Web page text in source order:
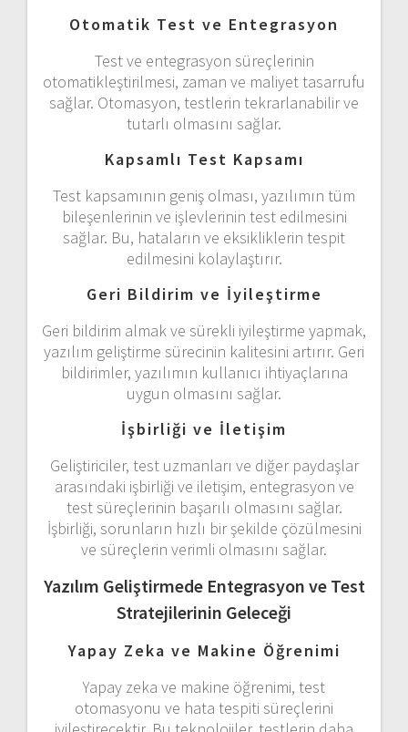
Otomatik Test ve Entegrasyon
Test ve entegrasyon süreçlerinin
otomatikleştirilmesi, zaman ve maliyet tasarrufu
sağlar. Otomasyon, testlerin tekrarlanabilir ve
tutarlı olmasını sağlar.
Kapsamlı Test Kapsamı
Test kapsamının geniş olması, yazılımın tüm
bileşenlerinin ve işlevlerinin test edilmesini
sağlar. Bu, hataların ve eksikliklerin tespit
edilmesini kolaylaştırır.
Geri Bildirim ve İyileştirme
Geri bildirim almak ve sürekli iyileştirme yapmak,
yazılım geliştirme sürecinin kalitesini artırır. Geri
bildirimler, yazılımın kullanıcı ihtiyaçlarına
uygun olmasını sağlar.
İşbirliği ve İletişim
Geliştiriciler, test uzmanları ve diğer paydaşlar
arasındaki işbirliği ve iletişim, entegrasyon ve
test süreçlerinin başarılı olmasını sağlar.
İşbirliği, sorunların hızlı bir şekilde çözülmesini
ve süreçlerin verimli olmasını sağlar.
Yazılım Geliştirmede Entegrasyon ve Test
Stratejilerinin Geleceği
Yapay Zeka ve Makine Öğrenimi
Yapay zeka ve makine öğrenimi, test
otomasyonu ve hata tespiti süreçlerini